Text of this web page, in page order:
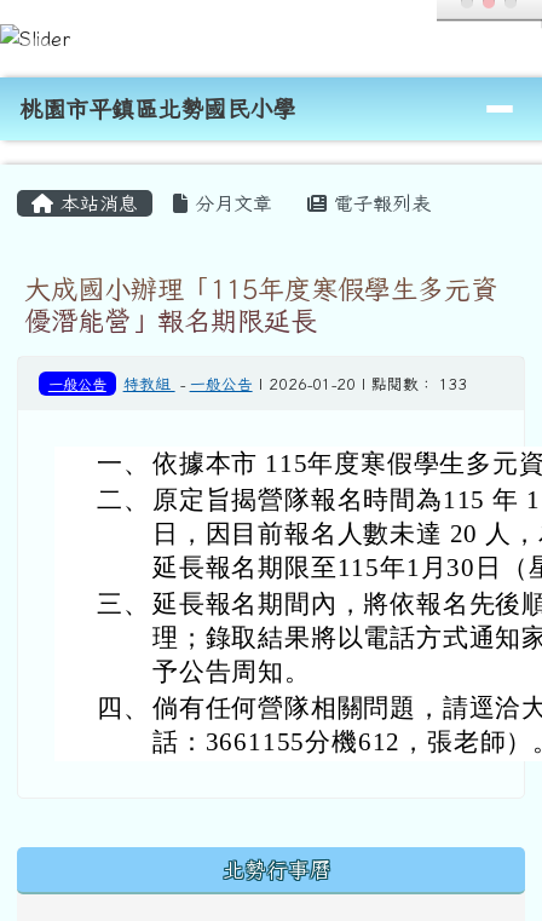
跳至主內容區
桃園市平鎮區北勢國民小學
導覽列
桃園市平鎮區北勢國民小學
本站消息 分月文章 電子報列表
大成國小辦理「115年度寒假學生多元資
優潛能營」報名期限延長
一般公告 特教組 - 一般公告 | 2026-01-20 | 點閱數： 133
一、 依據本市 115年度寒假學生多元
二、
原定旨揭營隊報名時間為115 年
日，因目前報名人數未達 20 人
延長報名期限至115年1月30日（
三、
延長報名期間內，將依報名先後
理；錄取結果將以電話方式通知
予公告周知。
四、 倘有任何營隊相關問題，請逕洽
話：3661155分機612，張老師）
北勢行事曆